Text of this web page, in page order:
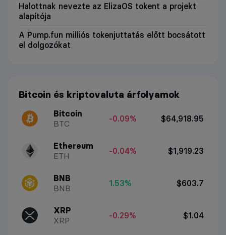
Halottnak nevezte az ElizaOS tokent a projekt
alapítója
A Pump.fun milliós tokenjuttatás előtt bocsátott
el dolgozókat
Bitcoin és kriptovaluta árfolyamok
Bitcoin
BTC
-0.09% $64,918.95
Ethereum
ETH
-0.04% $1,919.23
BNB
BNB
1.53% $603.7
XRP
XRP
-0.29% $1.04